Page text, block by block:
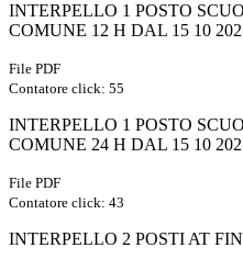
INTERPELLO 1 POSTO
COMUNE 12 H DAL 15 10
File PDF
Contatore click: 55
INTERPELLO 1 POSTO
COMUNE 24 H DAL 15 10
File PDF
Contatore click: 43
INTERPELLO 2 POSTI AT